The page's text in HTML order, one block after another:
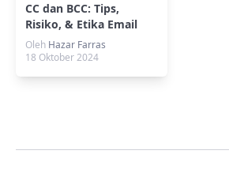
CC dan BCC: Tips,
Risiko, & Etika Email
yang Wajib Kamu Tahu
Oleh Hazar Farras
18 Oktober 2024